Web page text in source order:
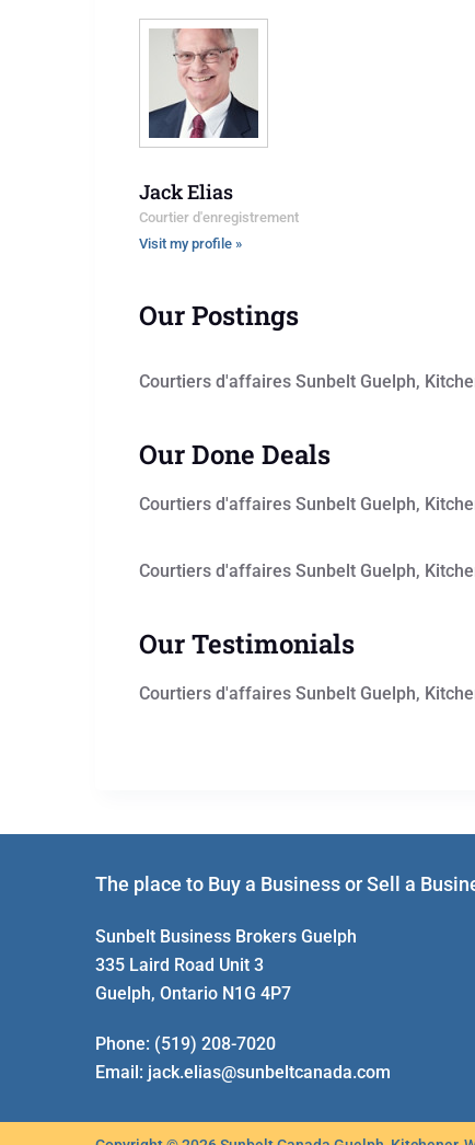
Jack Elias
Courtier d'enregistrement
Visit my profile »
Our Postings
Courtiers d'affaires Sunbelt Guelph,
Our Done Deals
Courtiers d'affaires Sunbelt Guelph,
Courtiers d'affaires Sunbelt Guelph,
Our Testimonials
Courtiers d'affaires Sunbelt Guelph,
The place to Buy a Business or Sell a
Sunbelt Business Brokers Guelph
335 Laird Road Unit 3
Guelph, Ontario N1G 4P7
Phone: (519) 208-7020
Email: jack.elias@sunbeltcanada.com